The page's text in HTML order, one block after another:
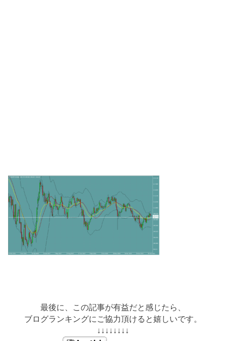
最後に、この記事が有益だと感じたら、
ブログランキングにご協力頂けると嬉しいです。
↓↓↓↓↓↓↓↓